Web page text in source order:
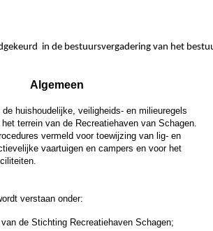
in de bestuursvergadering van het
Algemeen
de huishoudelijke, veiligheids- en milieuregels
terrein van de Recreatiehaven van Schagen.
vermeld voor toewijzing van lig- en
vaartuigen en campers en voor het
verstaan onder:
de Stichting Recreatiehaven Schagen;